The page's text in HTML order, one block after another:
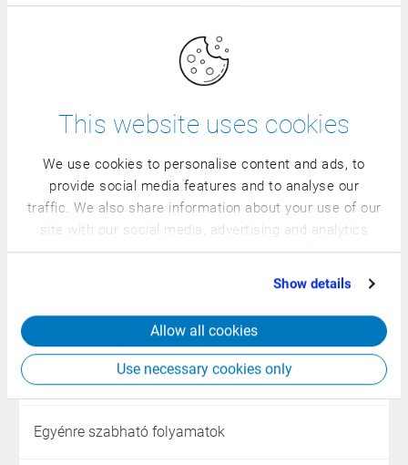
This website uses cookies
We use cookies to personalise content and ads, to
provide social media features and to analyse our
traffic. We also share information about your use of our
site with our social media, advertising and analytics
partners who may combine it with other information
that you’ve provided to them or that they’ve collected
Show details
Allow all cookies
Use necessary cookies only
Integrált üzleti intelligencia
ERP komplett megoldás a teljes vállalatra
Standard interfacek pénzügyi könyvelő szoftver
Standard interface hardver (CSB rack, mérleg, mobil
Standard interfaceek berendezések és gépek
Egyénre szabható folyamatok